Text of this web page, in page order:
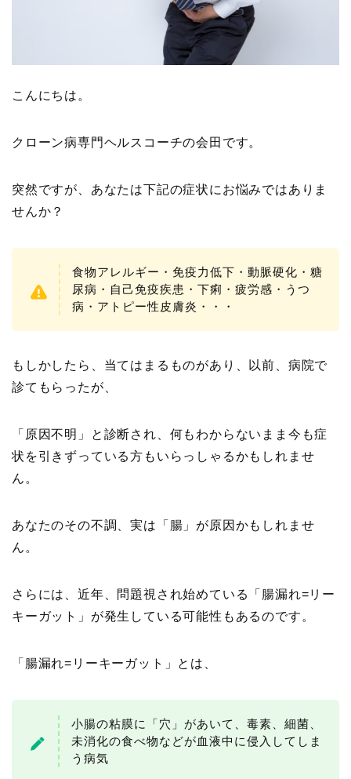
こんにちは。
クローン病専門ヘルスコーチの会田です。
突然ですが、あなたは下記の症状にお悩みではありま
せんか？
食物アレルギー・免疫力低下・動脈硬化・糖
尿病・自己免疫疾患・下痢・疲労感・うつ
病・アトピー性皮膚炎・・・
もしかしたら、当てはまるものがあり、以前、病院で
診てもらったが、
「原因不明」と診断され、何もわからないまま今も症
状を引きずっている方もいらっしゃるかもしれませ
ん。
あなたのその不調、実は「腸」が原因かもしれませ
ん。
さらには、近年、問題視され始めている「腸漏れ=リー
キーガット」が発生している可能性もあるのです。
「腸漏れ=リーキーガット」とは、
小腸の粘膜に「穴」があいて、毒素、細菌、
未消化の食べ物などが血液中に侵入してしま
う病気